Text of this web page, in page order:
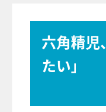
六角精
たい」